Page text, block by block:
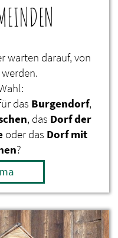
warten darauf, von
das Burgendorf,
, das Dorf der
oder das Dorf mit
?